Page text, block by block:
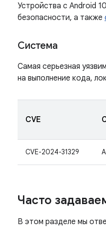
Устройства с Android
безопасности, а также
Система
Самая серьезная
на выполнение кода,
CVE
CVE-2024-31329
Часто
В этом разделе мы